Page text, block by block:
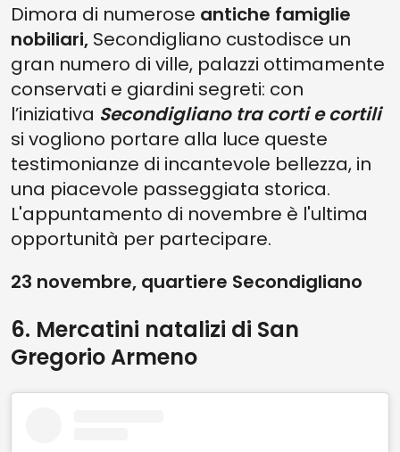
Dimora di numerose antiche famiglie
nobiliari, Secondigliano custodisce un
gran numero di ville, palazzi ottimamente
conservati e giardini segreti: con
l’iniziativa Secondigliano tra corti e cortili
si vogliono portare alla luce queste
testimonianze di incantevole bellezza, in
una piacevole passeggiata storica.
L'appuntamento di novembre è l'ultima
opportunità per partecipare.
23 novembre, quartiere Secondigliano
6. Mercatini natalizi di San
Gregorio Armeno